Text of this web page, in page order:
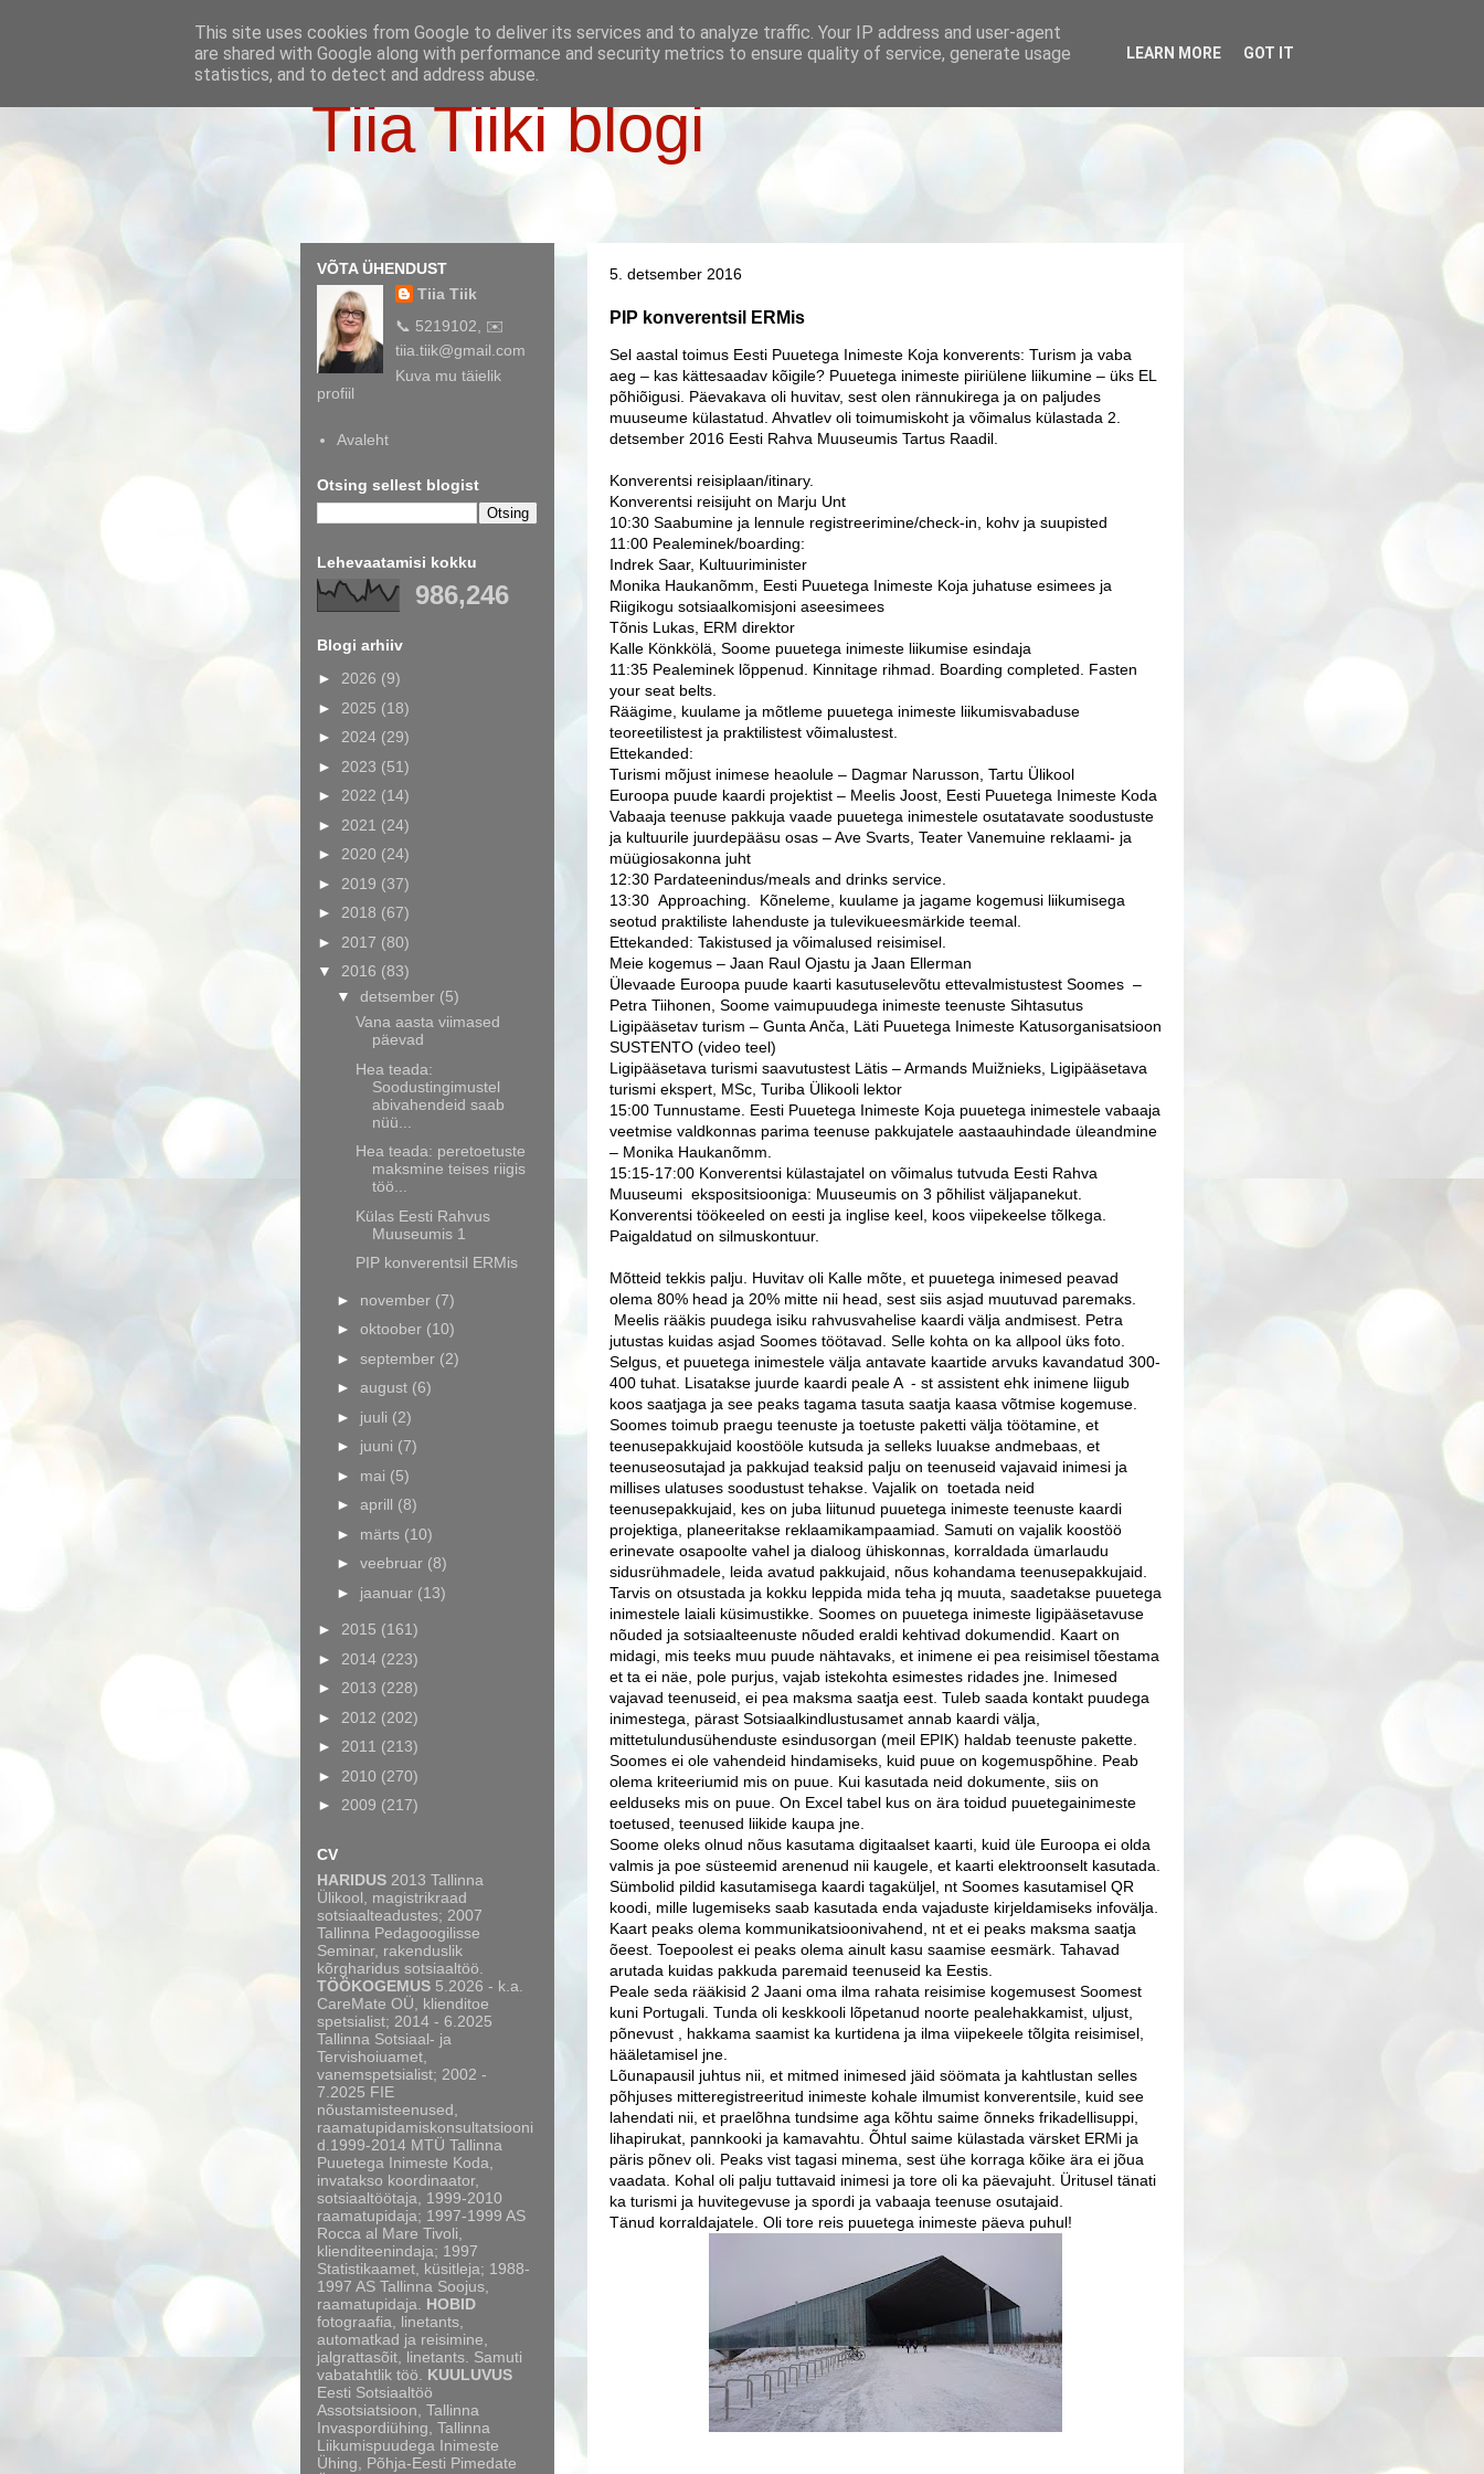
Tiia Tiiki blogi
5. detsember 2016
PIP konverentsil ERMis
Sel aastal toimus Eesti Puuetega Inimeste Koja konverents: Turism ja vaba
aeg – kas kättesaadav kõigile? Puuetega inimeste piiriülene liikumine – üks EL
põhiõigusi. Päevakava oli huvitav, sest olen rännukirega ja on paljudes
muuseume külastatud. Ahvatlev oli toimumiskoht ja võimalus külastada 2.
detsember 2016 Eesti Rahva Muuseumis Tartus Raadil.
Konverentsi reisiplaan/itinary.
Konverentsi reisijuht on Marju Unt
10:30 Saabumine ja lennule registreerimine/check-in, kohv ja suupisted
11:00 Pealeminek/boarding:
Indrek Saar, Kultuuriminister
Monika Haukanõmm, Eesti Puuetega Inimeste Koja juhatuse esimees ja
Riigikogu sotsiaalkomisjoni aseesimees
Tõnis Lukas, ERM direktor
Kalle Könkkölä, Soome puuetega inimeste liikumise esindaja
11:35 Pealeminek lõppenud. Kinnitage rihmad. Boarding completed. Fasten
your seat belts.
Räägime, kuulame ja mõtleme puuetega inimeste liikumisvabaduse
teoreetilistest ja praktilistest võimalustest.
Ettekanded:
Turismi mõjust inimese heaolule – Dagmar Narusson, Tartu Ülikool
Euroopa puude kaardi projektist – Meelis Joost, Eesti Puuetega Inimeste Koda
Vabaaja teenuse pakkuja vaade puuetega inimestele osutatavate soodustuste
ja kultuurile juurdepääsu osas – Ave Svarts, Teater Vanemuine reklaami- ja
müügiosakonna juht
12:30 Pardateenindus/meals and drinks service.
13:30 Approaching. Kõneleme, kuulame ja jagame kogemusi liikumisega
seotud praktiliste lahenduste ja tulevikueesmärkide teemal.
Ettekanded: Takistused ja võimalused reisimisel.
Meie kogemus – Jaan Raul Ojastu ja Jaan Ellerman
Ülevaade Euroopa puude kaarti kasutuselevõtu ettevalmistustest Soomes –
Petra Tiihonen, Soome vaimupuudega inimeste teenuste Sihtasutus
Ligipääsetav turism – Gunta Anča, Läti Puuetega Inimeste Katusorganisatsioon
SUSTENTO (video teel)
Ligipääsetava turismi saavutustest Lätis – Armands Muižnieks, Ligipääsetava
turismi ekspert, MSc, Turiba Ülikooli lektor
15:00 Tunnustame. Eesti Puuetega Inimeste Koja puuetega inimestele vabaaja
veetmise valdkonnas parima teenuse pakkujatele aastaauhindade üleandmine
– Monika Haukanõmm.
15:15-17:00 Konverentsi külastajatel on võimalus tutvuda Eesti Rahva
Muuseumi ekspositsiooniga: Muuseumis on 3 põhilist väljapanekut.
Konverentsi töökeeled on eesti ja inglise keel, koos viipekeelse tõlkega.
Paigaldatud on silmuskontuur.
Mõtteid tekkis palju. Huvitav oli Kalle mõte, et puuetega inimesed peavad
olema 80% head ja 20% mitte nii head, sest siis asjad muutuvad paremaks.
Meelis rääkis puudega isiku rahvusvahelise kaardi välja andmisest. Petra
jutustas kuidas asjad Soomes töötavad. Selle kohta on ka allpool üks foto.
Selgus, et puuetega inimestele välja antavate kaartide arvuks kavandatud 300-
400 tuhat. Lisatakse juurde kaardi peale A - st assistent ehk inimene liigub
koos saatjaga ja see peaks tagama tasuta saatja kaasa võtmise kogemuse.
Soomes toimub praegu teenuste ja toetuste paketti välja töötamine, et
teenusepakkujaid koostööle kutsuda ja selleks luuakse andmebaas, et
teenuseosutajad ja pakkujad teaksid palju on teenuseid vajavaid inimesi ja
millises ulatuses soodustust tehakse. Vajalik on toetada neid
teenusepakkujaid, kes on juba liitunud puuetega inimeste teenuste kaardi
projektiga, planeeritakse reklaamikampaamiad. Samuti on vajalik koostöö
erinevate osapoolte vahel ja dialoog ühiskonnas, korraldada ümarlaudu
sidusrühmadele, leida avatud pakkujaid, nõus kohandama teenusepakkujaid.
Tarvis on otsustada ja kokku leppida mida teha jq muuta, saadetakse puuetega
inimestele laiali küsimustikke. Soomes on puuetega inimeste ligipääsetavuse
nõuded ja sotsiaalteenuste nõuded eraldi kehtivad dokumendid. Kaart on
midagi, mis teeks muu puude nähtavaks, et inimene ei pea reisimisel tõestama
et ta ei näe, pole purjus, vajab istekohta esimestes ridades jne. Inimesed
vajavad teenuseid, ei pea maksma saatja eest. Tuleb saada kontakt puudega
inimestega, pärast Sotsiaalkindlustusamet annab kaardi välja,
mittetulundusühenduste esindusorgan (meil EPIK) haldab teenuste pakette.
Soomes ei ole vahendeid hindamiseks, kuid puue on kogemuspõhine. Peab
olema kriteeriumid mis on puue. Kui kasutada neid dokumente, siis on
eelduseks mis on puue. On Excel tabel kus on ära toidud puuetegainimeste
toetused, teenused liikide kaupa jne.
Soome oleks olnud nõus kasutama digitaalset kaarti, kuid üle Euroopa ei olda
valmis ja poe süsteemid arenenud nii kaugele, et kaarti elektroonselt kasutada.
Sümbolid pildid kasutamisega kaardi tagaküljel, nt Soomes kasutamisel QR
koodi, mille lugemiseks saab kasutada enda vajaduste kirjeldamiseks infovälja.
Kaart peaks olema kommunikatsioonivahend, nt et ei peaks maksma saatja
õeest. Toepoolest ei peaks olema ainult kasu saamise eesmärk. Tahavad
arutada kuidas pakkuda paremaid teenuseid ka Eestis.
Peale seda rääkisid 2 Jaani oma ilma rahata reisimise kogemusest Soomest
kuni Portugali. Tunda oli keskkooli lõpetanud noorte pealehakkamist, uljust,
põnevust , hakkama saamist ka kurtidena ja ilma viipekeele tõlgita reisimisel,
hääletamisel jne.
Lõunapausil juhtus nii, et mitmed inimesed jäid söömata ja kahtlustan selles
põhjuses mitteregistreeritud inimeste kohale ilmumist konverentsile, kuid see
lahendati nii, et praelõhna tundsime aga kõhtu saime õnneks frikadellisuppi,
lihapirukat, pannkooki ja kamavahtu. Õhtul saime külastada värsket ERMi ja
päris põnev oli. Peaks vist tagasi minema, sest ühe korraga kõike ära ei jõua
vaadata. Kohal oli palju tuttavaid inimesi ja tore oli ka päevajuht. Üritusel tänati
ka turismi ja huvitegevuse ja spordi ja vabaaja teenuse osutajaid.
Tänud korraldajatele. Oli tore reis puuetega inimeste päeva puhul!
VÕTA ÜHENDUST
Tiia Tiik
📞 5219102, ✉️
tiia.tiik@gmail.com
Kuva mu täielik
profiil
Avaleht
Otsing sellest blogist
Lehevaatamisi kokku
986,246
Blogi arhiiv
► 2026 (9)
► 2025 (18)
► 2024 (29)
► 2023 (51)
► 2022 (14)
► 2021 (24)
► 2020 (24)
► 2019 (37)
► 2018 (67)
► 2017 (80)
▼ 2016 (83)
▼ detsember (5)
Vana aasta viimased
päevad
Hea teada:
Soodustingimustel
abivahendeid saab
nüü...
Hea teada: peretoetuste
maksmine teises riigis
töö...
Külas Eesti Rahvus
Muuseumis 1
PIP konverentsil ERMis
► november (7)
► oktoober (10)
► september (2)
► august (6)
► juuli (2)
► juuni (7)
► mai (5)
► aprill (8)
► märts (10)
► veebruar (8)
► jaanuar (13)
► 2015 (161)
► 2014 (223)
► 2013 (228)
► 2012 (202)
► 2011 (213)
► 2010 (270)
► 2009 (217)
CV
HARIDUS 2013 Tallinna
Ülikool, magistrikraad
sotsiaalteadustes; 2007
Tallinna Pedagoogilisse
Seminar, rakenduslik
kõrgharidus sotsiaaltöö.
TÖÖKOGEMUS 5.2026 - k.a.
CareMate OÜ, klienditoe
spetsialist; 2014 - 6.2025
Tallinna Sotsiaal- ja
Tervishoiuamet,
vanemspetsialist; 2002 -
7.2025 FIE
nõustamisteenused,
raamatupidamiskonsultatsiooni
d.1999-2014 MTÜ Tallinna
Puuetega Inimeste Koda,
invatakso koordinaator,
sotsiaaltöötaja, 1999-2010
raamatupidaja; 1997-1999 AS
Rocca al Mare Tivoli,
klienditeenindaja; 1997
Statistikaamet, küsitleja; 1988-
1997 AS Tallinna Soojus,
raamatupidaja. HOBID
fotograafia, linetants,
automatkad ja reisimine,
jalgrattasõit, linetants. Samuti
vabatahtlik töö. KUULUVUS
Eesti Sotsiaaltöö
Assotsiatsioon, Tallinna
Invaspordiühing, Tallinna
Liikumispuudega Inimeste
Ühing, Põhja-Eesti Pimedate
This site uses cookies from Google to deliver its services and to analyze traffic. Your IP address and user-agent
are shared with Google along with performance and security metrics to ensure quality of service, generate usage
statistics, and to detect and address abuse.
LEARN MORE GOT IT